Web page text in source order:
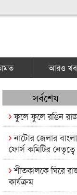
আরও
সর্বশেষ
ফুলে ফুলে রঙিন
নাটোর জেলার
ফোর্স কমিটির
শীতকালকে ঘিরে
কার্যক্রম